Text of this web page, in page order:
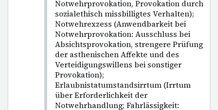
Notwehrprovokation, Provokation durch
sozialethisch missbilligtes Verhalten);
Notwehrexzess (Anwendbarkeit bei
Notwehrprovokation: Ausschluss bei
Absichtsprovokation, strengere Prüfung
der asthenischen Affekte und des
Verteidigungswillens bei sonstiger
Provokation);
Erlaubnistatumstandsirrtum (Irrtum
über Erforderlichkeit der
Notwehrhandlung; Fahrlässigkeit: